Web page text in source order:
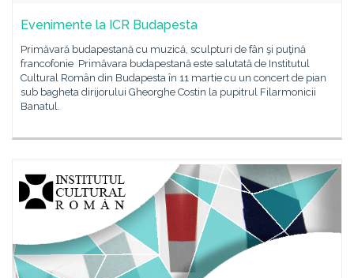
Evenimente la ICR Budapesta
Primăvară budapestană cu muzică, sculpturi de fân şi puţină
francofonie Primăvara budapestană este salutată de Institutul
Cultural Român din Budapesta în 11 martie cu un concert de pian
sub bagheta dirijorului Gheorghe Costin la pupitrul Filarmonicii
Banatul.